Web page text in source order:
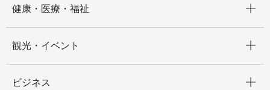
健康・医療・福祉
観光・イベント
ビジネス